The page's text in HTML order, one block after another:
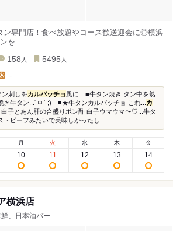
ン専門店！食べ放題やコース歓送迎会に◎横浜
を
158 人 5495 人
-
ン刺しをカルパッチョ 風に ■牛タン焼き タン中を熟
き牛タン...´ㅁ` ;) ■★牛タンカルパッチョ これ... カ
とあん肝の合盛りポン酢 白子ウマウマ〜♡...牛タ
トビーフみたいで美味しかったし...
月
10
火
11
水
12
木
13
金
14
横浜店
、日本酒バー